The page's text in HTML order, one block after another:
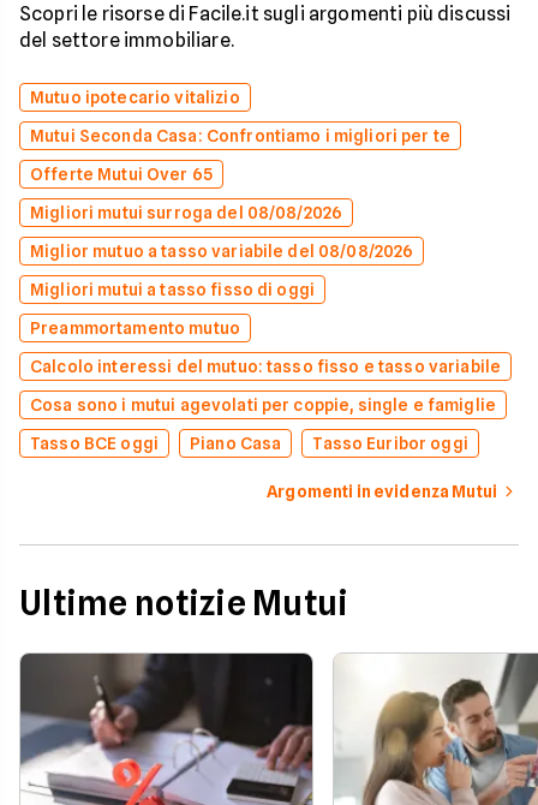
Scopri le risorse di Facile.it sugli argomenti più discussi
del settore immobiliare.
Mutuo ipotecario vitalizio
Mutui Seconda Casa: Confrontiamo i migliori per te
Offerte Mutui Over 65
Migliori mutui surroga del 08/08/2026
Miglior mutuo a tasso variabile del 08/08/2026
Migliori mutui a tasso fisso di oggi
Preammortamento mutuo
Calcolo interessi del mutuo: tasso fisso e tasso variabile
Cosa sono i mutui agevolati per coppie, single e famiglie
Tasso BCE oggi
Piano Casa Tasso Euribor oggi
Argomenti in evidenza Mutui
Ultime notizie Mutui